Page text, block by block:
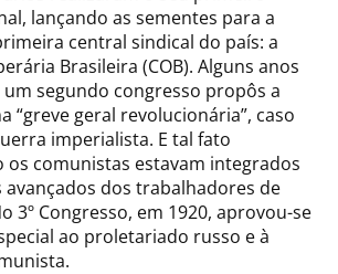
lançando as sementes para a
central sindical do país: a
Brasileira (COB). Alguns anos
um segundo congresso propôs a
“greve geral revolucionária”, caso
imperialista. E tal fato
comunistas estavam integrados
avançados dos trabalhadores de
3º Congresso, em 1920, aprovou-se
ao proletariado russo e à